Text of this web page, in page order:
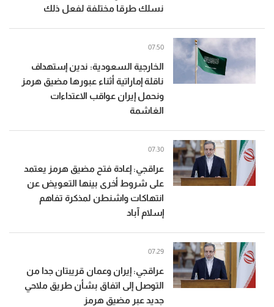
نسلك طرقا مختلفة لفعل ذلك
الخارجية السعودية: ندين إستهداف
ناقلة إماراتية أثناء عبورها مضيق هرمز
ونحمل إيران عواقب الاعتداءات
الغاشمة
07:50
عراقجي: إعادة فتح مضيق هرمز يعتمد
على شروط أخرى بينها التعويض عن
انتهاكات واشنطن لمذكرة تفاهم
إسلام آباد
07:30
عراقجي: إيران وعمان قريبتان جدا من
التوصل إلى اتفاق بشأن طريق ملاحي
جديد عبر مضيق هرمز
07:29